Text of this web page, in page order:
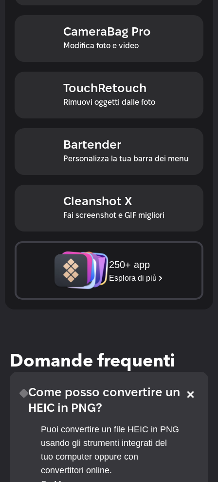
CameraBag Pro
Modifica foto e video
TouchRetouch
Rimuovi oggetti dalle foto
Bartender
Personalizza la tua barra dei menu
Cleanshot X
Fai screenshot e GIF migliori
250+ app
Esplora di più
Domande frequenti
Come posso convertire un
HEIC in PNG?
Puoi convertire un file HEIC in PNG
usando gli strumenti integrati del
tuo computer oppure con
convertitori online.